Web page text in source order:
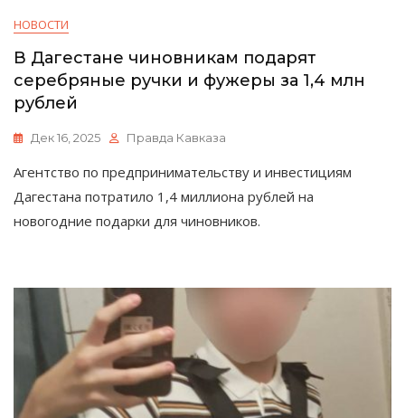
НОВОСТИ
В Дагестане чиновникам подарят
серебряные ручки и фужеры за 1,4 млн
рублей
Дек 16, 2025 Правда Кавказа
Агентство по предпринимательству и инвестициям
Дагестана потратило 1,4 миллиона рублей на
новогодние подарки для чиновников.